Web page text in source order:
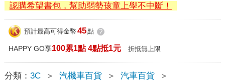
認購希望書包，幫助弱勢孩童上學不中斷！
預計最高可得金幣 45點 ?
HAPPY GO享100累1點 4點抵1元 折抵無上限
分類： 3C ＞ 汽機車百貨 ＞ 汽車百貨
＞